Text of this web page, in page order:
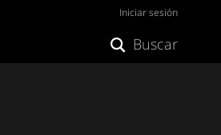
Iniciar sesión
Buscar